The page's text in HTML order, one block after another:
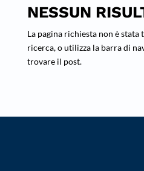
NESSUN
La pagina richiesta non è
ricerca, o utilizza la barra di
trovare il post.